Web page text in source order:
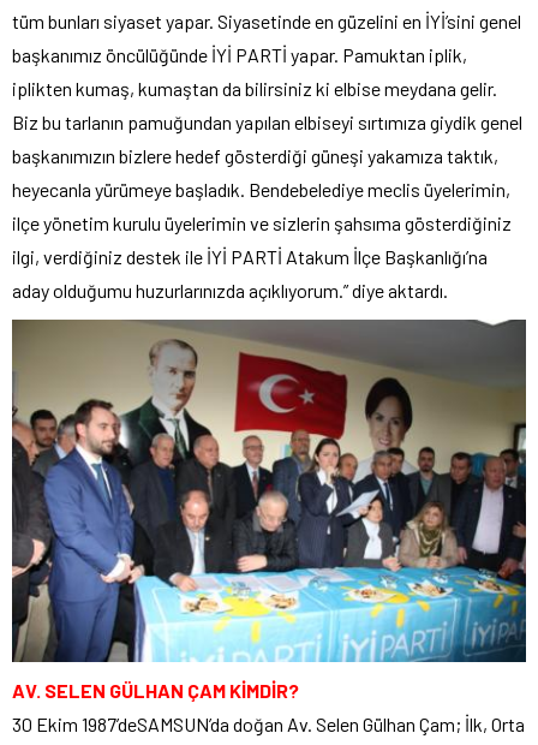
tüm bunları siyaset yapar. Siyasetinde en güzelini en İYİ’sini genel
başkanımız öncülüğünde İYİ PARTİ yapar. Pamuktan iplik,
iplikten kumaş, kumaştan da bilirsiniz ki elbise meydana gelir.
Biz bu tarlanın pamuğundan yapılan elbiseyi sırtımıza giydik genel
başkanımızın bizlere hedef gösterdiği güneşi yakamıza taktık,
heyecanla yürümeye başladık. Bendebelediye meclis üyelerimin,
ilçe yönetim kurulu üyelerimin ve sizlerin şahsıma gösterdiğiniz
ilgi, verdiğiniz destek ile İYİ PARTİ Atakum İlçe Başkanlığı’na
aday olduğumu huzurlarınızda açıklıyorum.” diye aktardı.
AV. SELEN GÜLHAN ÇAM KİMDİR?
30 Ekim 1987’deSAMSUN’da doğan Av. Selen Gülhan Çam; İlk, Orta